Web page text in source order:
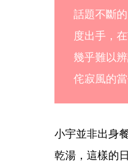
話題不斷
度出手，
幾乎難以
侘寂風的當
小宇並非出身
乾湯，這樣的